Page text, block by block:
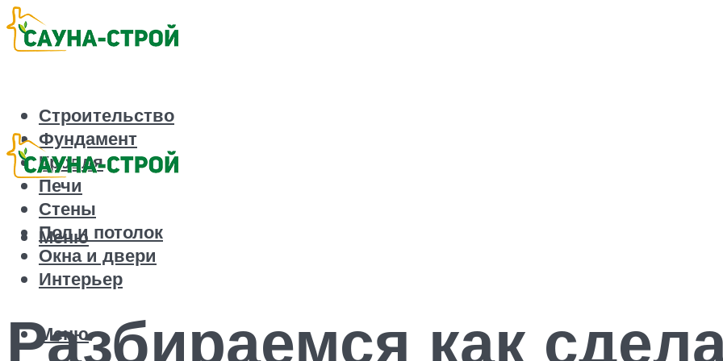
Строительство
Фундамент
Кровля
Печи
Стены
Пол и потолок
Окна и двери
Интерьер
Меню
Меню
Разбираемся как